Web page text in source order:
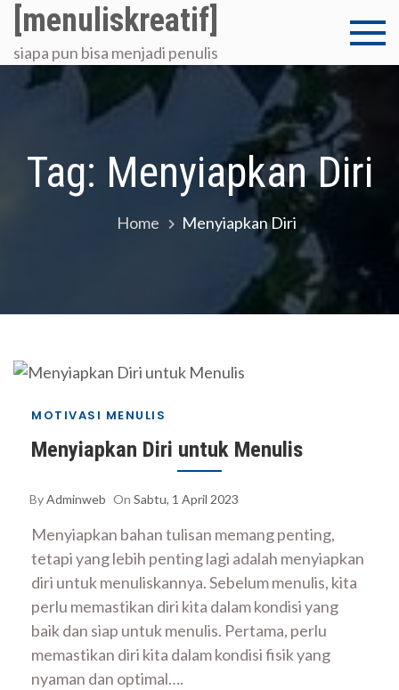
Skip
content
[menuliskreatif]
siapa pun bisa menjadi penulis
Tag: Menyiapkan Diri
Home Menyiapkan Diri
MOTIVASI MENULIS
Menyiapkan Diri untuk Menulis
ByAdminweb On Sabtu, 1 April 2023
Menyiapkan bahan tulisan memang penting,
tetapi yang lebih penting lagi adalah menyiapkan
diri untuk menuliskannya. Sebelum menulis, kita
perlu memastikan diri kita dalam kondisi yang
baik dan siap untuk menulis. Pertama, perlu
memastikan diri kita dalam kondisi fisik yang
nyaman dan optimal….